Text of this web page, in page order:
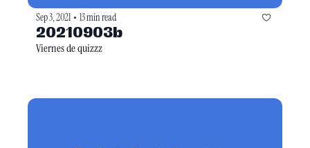
Sep 3, 2021 • 13 min read
20210903b
Viernes de quizzz